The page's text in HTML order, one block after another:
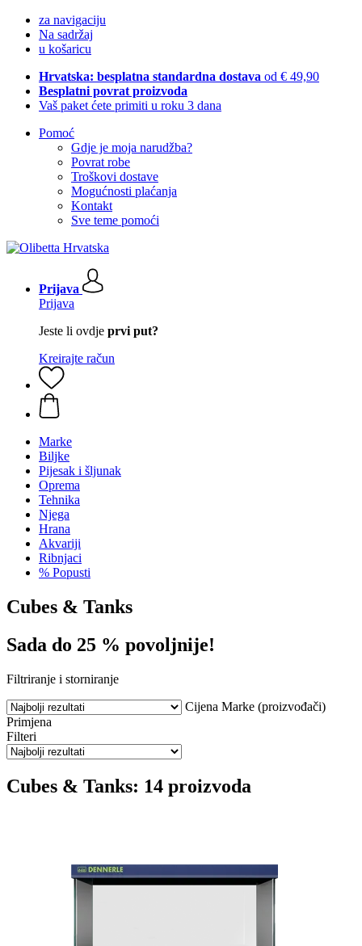
za navigaciju
Na sadržaj
u košaricu
Hrvatska: besplatna standardna dostava od € 49,90
Besplatni povrat proizvoda
Vaš paket ćete primiti u roku 3 dana
Pomoć
Gdje je moja narudžba?
Povrat robe
Troškovi dostave
Mogućnosti plaćanja
Kontakt
Sve teme pomoći
Prijava
Prijava
Jeste li ovdje prvi put?
Kreirajte račun
Marke
Biljke
Pijesak i šljunak
Oprema
Tehnika
Njega
Hrana
Akvariji
Ribnjaci
% Popusti
Cubes & Tanks
Sada do 25 % povoljnije!
Filtriranje i storniranje
Cijena Marke (proizvođači)
Primjena
Filteri
Cubes & Tanks: 14 proizvoda